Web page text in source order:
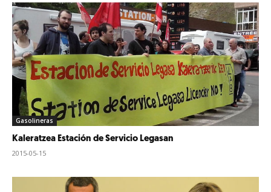
Gasolineras
Kaleratzea Estación de Servicio Legasan
2015-05-15